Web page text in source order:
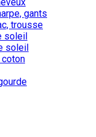
gants
trousse
soleil
soleil
coton